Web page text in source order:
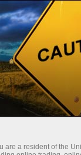
JP225.X
are a resident of the